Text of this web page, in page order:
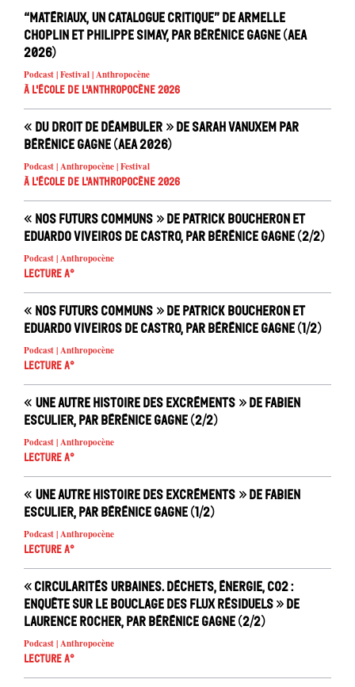
“Matériaux, un catalogue critique” de Armelle
Choplin et Philippe Simay, par Bérénice Gagne (AEA
2026)
Podcast | Festival | Anthropocène
À l'école de l'Anthropocène 2026
« Du droit de déambuler » de Sarah Vanuxem par
Bérénice Gagne (AEA 2026)
Podcast | Anthropocène | Festival
À l'école de l'Anthropocène 2026
« Nos futurs communs » de Patrick Boucheron et
Eduardo Viveiros de Castro, par Bérénice Gagne (2/2)
Podcast | Anthropocène
Lecture A°
« Nos futurs communs » de Patrick Boucheron et
Eduardo Viveiros de Castro, par Bérénice Gagne (1/2)
Podcast | Anthropocène
Lecture A°
« Une autre histoire des excréments » de Fabien
Esculier, par Bérénice Gagne (2/2)
Podcast | Anthropocène
Lecture A°
« Une autre histoire des excréments » de Fabien
Esculier, par Bérénice Gagne (1/2)
Podcast | Anthropocène
Lecture A°
« Circularités urbaines. Déchets, énergie, CO2 :
enquête sur le bouclage des flux résiduels » de
Laurence Rocher, par Bérénice Gagne (2/2)
Podcast | Anthropocène
Lecture A°